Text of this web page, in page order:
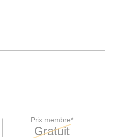
Prix membre*
Gratuit